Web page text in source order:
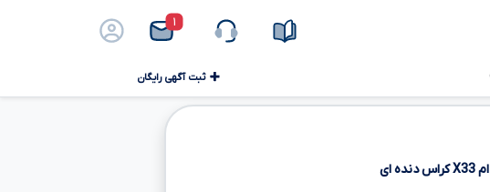
۱
ثبت آگهی رایگان
X33کراس دنده ای